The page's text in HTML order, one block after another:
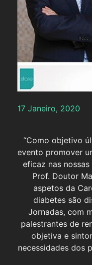
17 Janeiro, 2020
“Como objetivo
evento promover
eficaz nas
Prof. Doutor
aspetos da
diabetes são
Jornadas, com
palestrantes de
objetiva e
necessidades dos